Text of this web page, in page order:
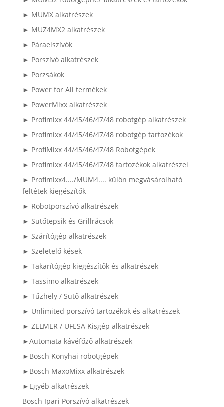
► MUMX alkatrészek
► MUZ4MX2 alkatrészek
► Páraelszívók
► Porszívó alkatrészek
► Porzsákok
► Power for All termékek
► PowerMixx alkatrészek
► Profimixx 44/45/46/47/48 robotgép alkatrészek
► Profimixx 44/45/46/47/48 robotgép tartozékok
► ProfiMixx 44/45/46/47/48 Robotgépek
► Profimixx 44/45/46/47/48 tartozékok alkatrészei
► Profimixx4..../MUM4.... külön megvásárolható
feltétek kiegészítők
► Robotporszívó alkatrészek
► Sütőtepsik és Grillrácsok
► Szárítógép alkatrészek
► Szeletelő kések
► Takarítógép kiegészítők és alkatrészek
► Tassimo alkatrészek
► Tűzhely / Sütő alkatrészek
► Unlimited porszívó tartozékok és alkatrészek
► ZELMER / UFESA Kisgép alkatrészek
►Automata kávéfőző alkatrészek
►Bosch Konyhai robotgépek
►Bosch MaxoMixx alkatrészek
►Egyéb alkatrészek
Bosch Ipari Porszívó alkatrészek